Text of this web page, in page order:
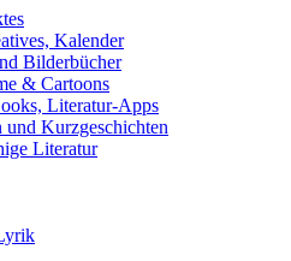
Kalender
Bilderbücher
& Cartoons
Literatur-Apps
und Kurzgeschichten
Literatur